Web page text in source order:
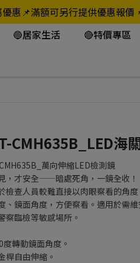
惠📌滿額可另行提供優惠報價
🔵居家生活 🔴特價專區
CMH635B_LED海
萬向伸縮LED檢測鏡
，才安全——暗處死角，一鏡全收！
檢查人員較難直接以肉眼察看的角
、鏡面角度，方便察看。適用於需
察臨檢等敏感場所。
度轉動鏡面角度。
桿自由伸縮。